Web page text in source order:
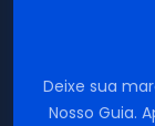
Deixe sua
Nosso Guia.